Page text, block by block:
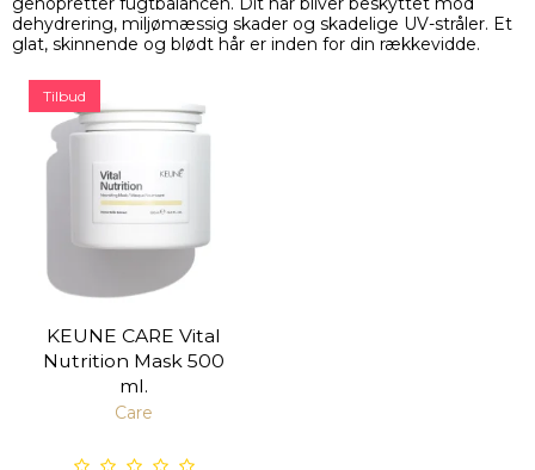
dehydrering, miljømæssig skader og skadelige UV-stråler. Et
glat, skinnende og blødt hår er inden for din rækkevidde.
Tilbud
KEUNE CARE Vital
Nutrition Mask 500
ml.
Care